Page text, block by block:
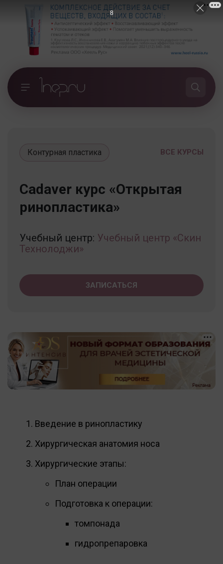
ВСЕ КУРСЫ
Контурная пластика
Cadaver курс «Открытая
ринопластика»
Учебный центр: Учебный центр «Скин
Технолоджи»
ЗАПИСАТЬСЯ
Введение в ринопластику
Хирургическая анатомия носа
Хирургические этапы:
План операции
Подготовка к операции:
томпонада
гидропрепаровка
7